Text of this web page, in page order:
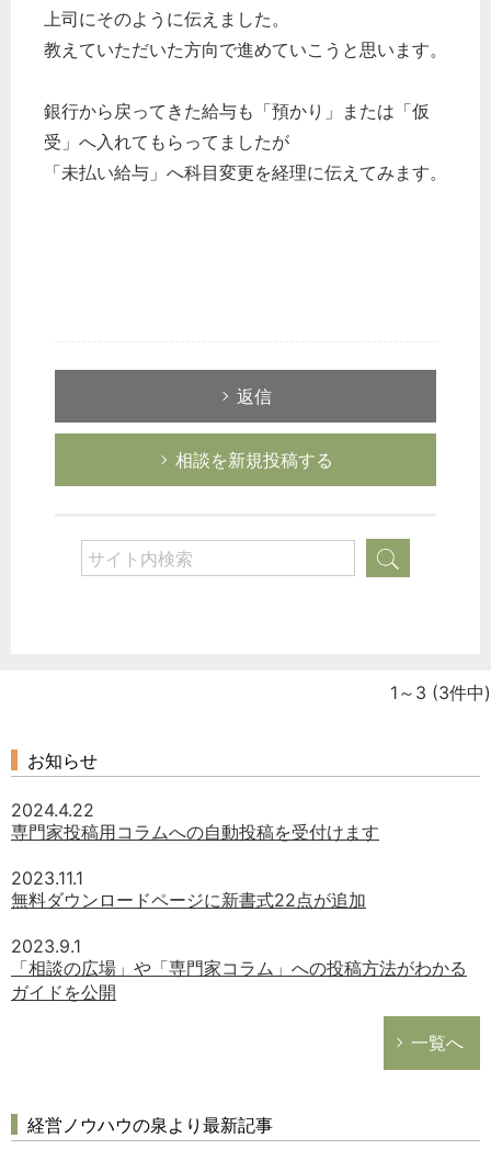
上司にそのように伝えました。
教えていただいた方向で進めていこうと思います。
銀行から戻ってきた給与も「預かり」または「仮
受」へ入れてもらってましたが
「未払い給与」へ科目変更を経理に伝えてみます。
返信
相談を新規投稿する
1～3 (3件中)
お知らせ
2024.4.22
専門家投稿用コラムへの自動投稿を受付けます
2023.11.1
無料ダウンロードページに新書式22点が追加
2023.9.1
「相談の広場」や「専門家コラム」への投稿方法がわかる
ガイドを公開
一覧へ
経営ノウハウの泉より最新記事